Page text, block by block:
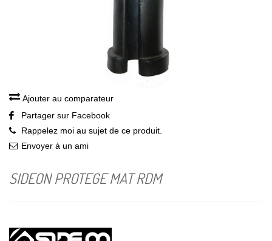
Ajouter au comparateur
Partager sur Facebook
Rappelez moi au sujet de ce produit.
Envoyer à un ami
SIDEON PROTEGE MAT RDM